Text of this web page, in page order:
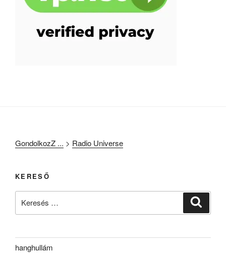
GondolkozZ ... > Radio Universe
KERESŐ
hanghullám